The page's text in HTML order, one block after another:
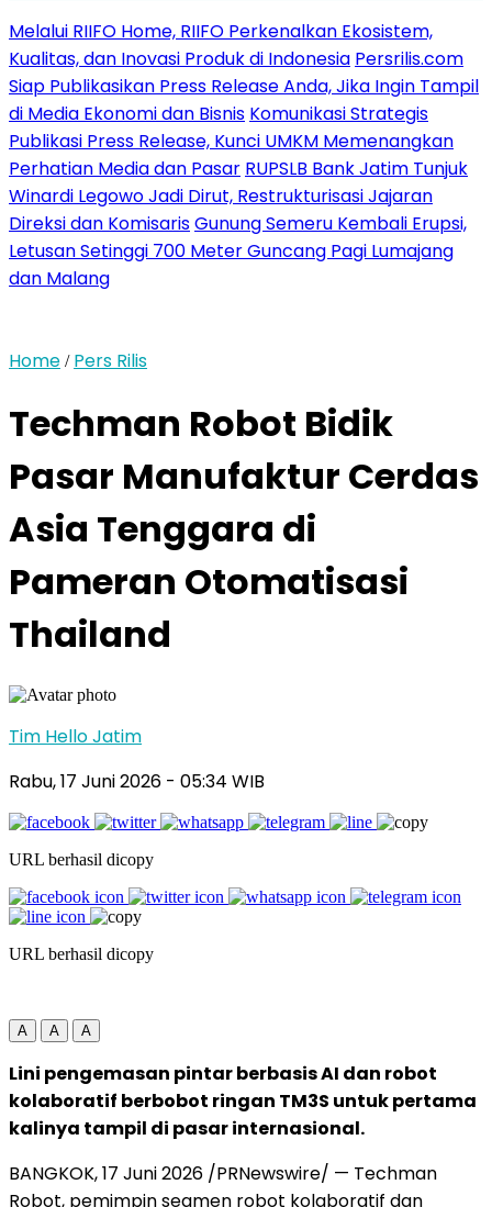
Melalui RIIFO Home, RIIFO Perkenalkan Ekosistem,
Kualitas, dan Inovasi Produk di Indonesia Persrilis.com
Siap Publikasikan Press Release Anda, Jika Ingin Tampil
di Media Ekonomi dan Bisnis Komunikasi Strategis
Publikasi Press Release, Kunci UMKM Memenangkan
Perhatian Media dan Pasar RUPSLB Bank Jatim Tunjuk
Winardi Legowo Jadi Dirut, Restrukturisasi Jajaran
Direksi dan KomisarisGunung Semeru Kembali Erupsi,
Letusan Setinggi 700 Meter Guncang Pagi Lumajang
dan Malang
Home / Pers Rilis
Techman Robot Bidik
Pasar Manufaktur Cerdas
Asia Tenggara di
Pameran Otomatisasi
Thailand
Tim Hello Jatim
Rabu, 17 Juni 2026 - 05:34 WIB
URL berhasil dicopy
URL berhasil dicopy
A A A
Lini pengemasan pintar berbasis AI dan robot
kolaboratif berbobot ringan TM3S untuk pertama
kalinya tampil di pasar internasional.
BANGKOK, 17 Juni 2026 /PRNewswire/ — Techman
Robot, pemimpin segmen robot kolaboratif dan